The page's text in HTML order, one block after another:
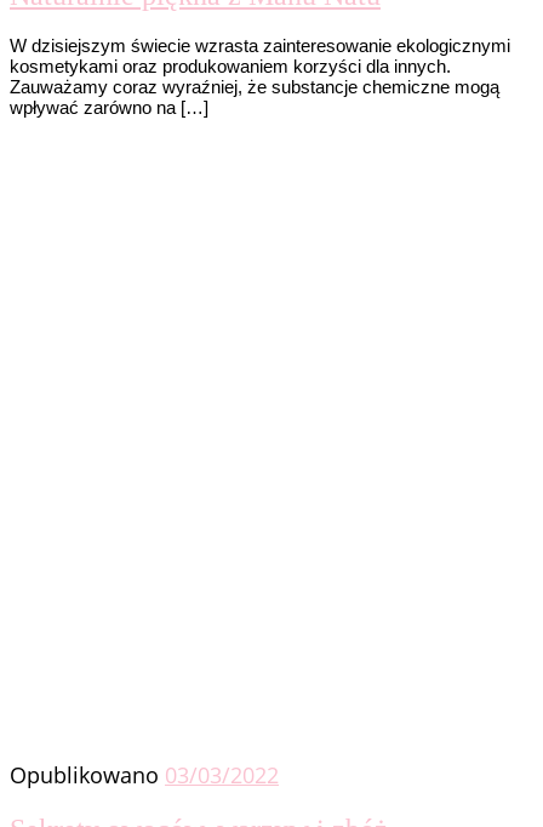
W dzisiejszym świecie wzrasta zainteresowanie ekologicznymi
kosmetykami oraz produkowaniem korzyści dla innych.
Zauważamy coraz wyraźniej, że substancje chemiczne mogą
wpływać zarówno na […]
Opublikowano 03/03/2022